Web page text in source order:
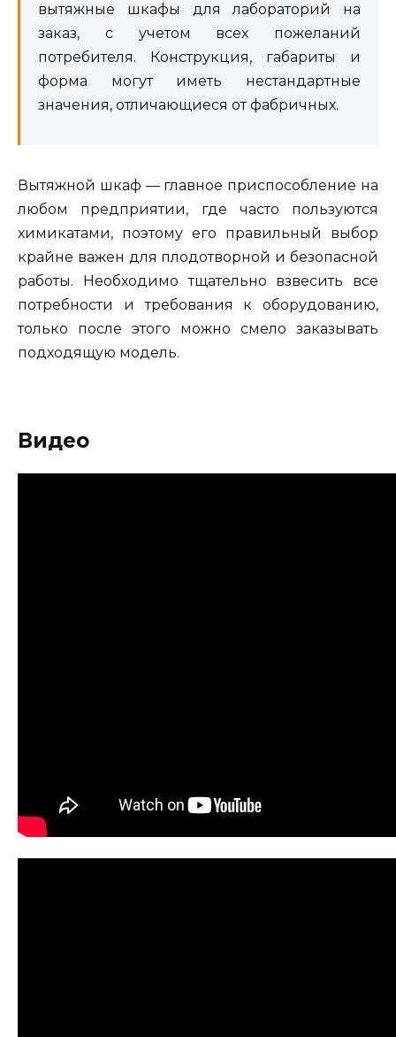
вытяжные шкафы для лабораторий на
заказ, с учетом всех пожеланий
потребителя. Конструкция, габариты и
форма могут иметь нестандартные
значения, отличающиеся от фабричных.
Вытяжной шкаф — главное приспособление на
любом предприятии, где часто пользуются
химикатами, поэтому его правильный выбор
крайне важен для плодотворной и безопасной
работы. Необходимо тщательно взвесить все
потребности и требования к оборудованию,
только после этого можно смело заказывать
подходящую модель.
Видео